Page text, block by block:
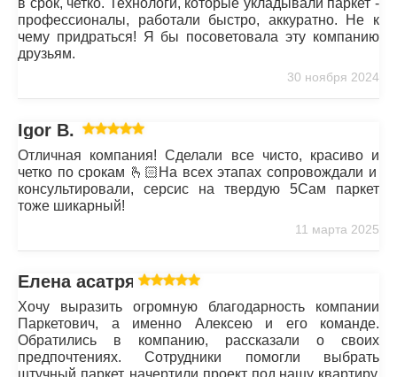
в срок, четко. Технологи, которые укладывали паркет -
профессионалы, работали быстро, аккуратно. Не к
чему придраться! Я бы посоветовала эту компанию
друзьям.
30 ноября 2024
Igor B.
Отличная компания! Сделали все чисто, красиво и
четко по срокам 🫰🏻На всех этапах сопровождали и
консультировали, серсис на твердую 5Сам паркет
тоже шикарный!
11 марта 2025
Елена асатрян
Хочу выразить огромную благодарность компании
Паркетович, а именно Алексею и его команде.
Обратились в компанию, рассказали о своих
предпочтениях. Сотрудники помогли выбрать
штучный паркет, начертили проект под нашу квартиру,